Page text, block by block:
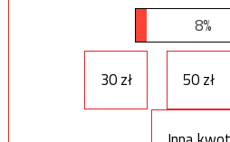
8%
30 zł 50 zł